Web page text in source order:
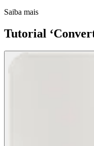
Saiba mais
Tutorial